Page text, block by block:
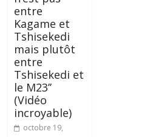
entre
Kagame et
Tshisekedi
mais plutôt
entre
Tshisekedi et
le M23’’
(Vidéo
incroyable)
octobre 19,